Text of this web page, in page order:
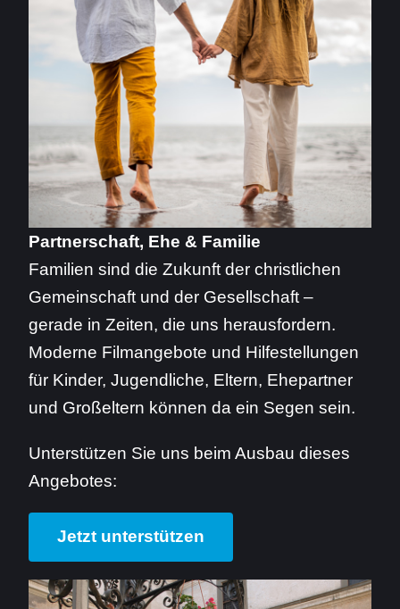
Partnerschaft, Ehe & Familie
Familien sind die Zukunft der christlichen
Gemeinschaft und der Gesellschaft –
gerade in Zeiten, die uns herausfordern.
Moderne Filmangebote und Hilfestellungen
für Kinder, Jugendliche, Eltern, Ehepartner
und Großeltern können da ein Segen sein.
Unterstützen Sie uns beim Ausbau dieses
Angebotes:
Jetzt unterstützen